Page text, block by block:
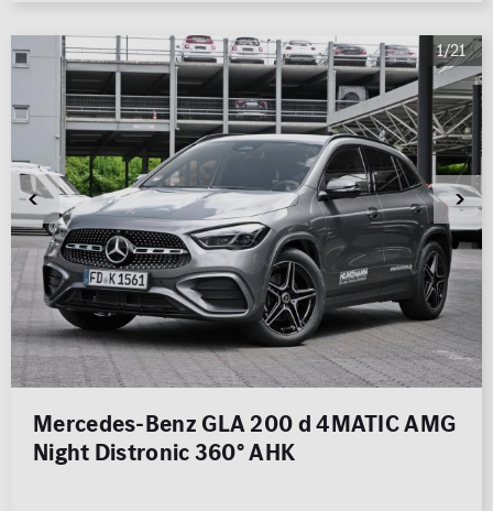
1/21
Mercedes-Benz GLA 200 d 4MATIC AMG
Night Distronic 360° AHK